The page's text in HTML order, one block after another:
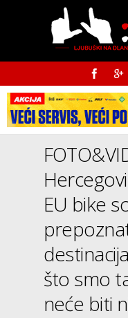
EU bike
što smo
neće biti